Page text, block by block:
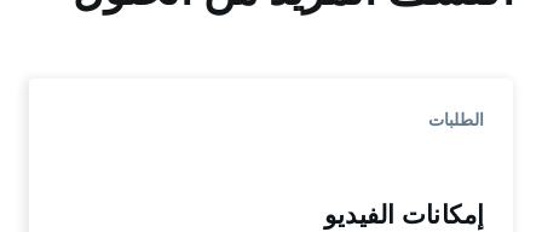
الطلبات
إمكانات الفيديو